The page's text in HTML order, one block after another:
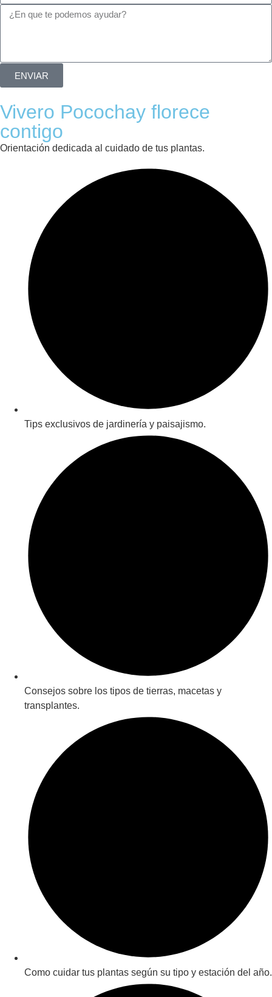
ENVIAR
Vivero Pocochay florece
contigo
Orientación dedicada al cuidado de tus plantas.
Tips exclusivos de jardinería y paisajismo.
Consejos sobre los tipos de tierras, macetas y
transplantes.
Como cuidar tus plantas según su tipo y estación del año.